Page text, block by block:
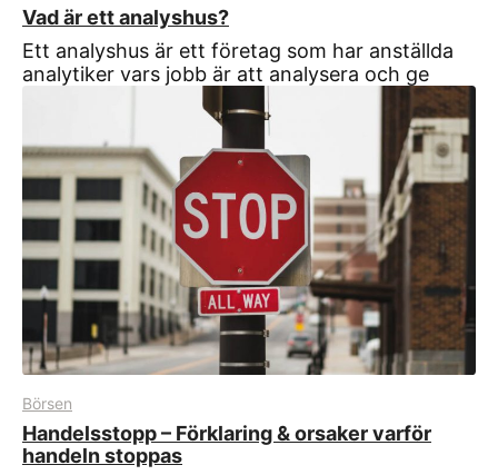
Vad är ett analyshus?
Ett analyshus är ett företag som har anställda
analytiker vars jobb är att analysera och ge
Börsen
Handelsstopp – Förklaring & orsaker varför
handeln stoppas